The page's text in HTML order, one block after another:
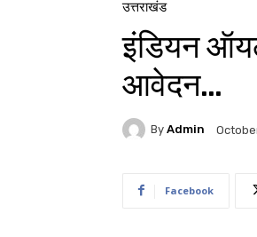
उत्तराखंड
इंडियन
आवेदन…
By Admin
Facebook